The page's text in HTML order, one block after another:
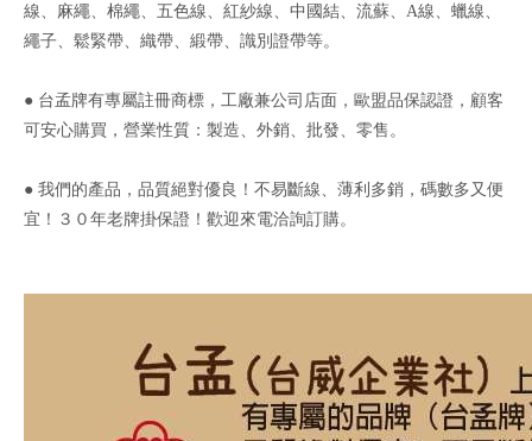
線、麻繩、棉繩、五色線、紅紗線、中國結、流蘇、A線、蠟線、
繩子、鬆緊帶、織帶、緞帶、識別證帶等。
● 台孟牌有專屬註冊商標，工廠兼公司店面，歐盟品保認證，顧客
可安心購買，營業性質：製造、外銷、批發、零售。
● 我們的產品，品質絕對優良！不易斷線、薄利多銷，碼數多又便
宜！３０年老牌掛保證！歡迎來電洽詢訂購。